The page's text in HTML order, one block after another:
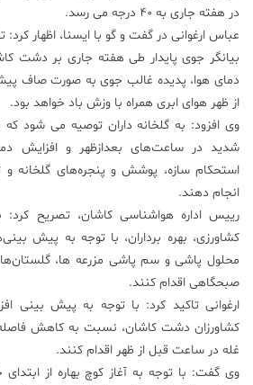
محیط
زیست
علم
و
فناوری
عکس
پادکست
مجله
فرهنگی
و
هنری
در هفته جاری به ۴۰ درجه می رسد.
عباس ارغوانی در گفت و گو با ایسنا، اظهار
بیانگر جوی پایدار طی هفته جاری بر دشت
دمای هوا، پدیده غالب جوی به صورت صاف
از ظهر هوای ابری همراه با وزش باد خواهد بود.
وی افزود: به گلخانه داران توصیه می شود
شدید در ساعت‌های بعدازظهر و افزایش
استحکام سازه، پوشش و پنجره‌های گلخانه و
انجام دهند.
رییس اداره هواشناسی کاشان، تصریح کرد:
کشاورزی، بهره برداران، با توجه به پیش
محلول پاشی و سم پاشی مزرعه ها،
صبحگاهی اقدام کنند.
ارغوانی تاکید کرد: با توجه به پیش بینی
کشاورزان دشت کاشان، نسبت به کاهش
غله در ساعت قبل از ظهر اقدام کنند.
وی گفت: با توجه به آغاز کوچ بهاره از